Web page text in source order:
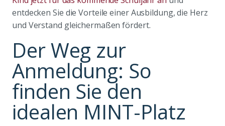
entdecken Sie die Vorteile einer Ausbildung, die Herz
und Verstand gleichermaßen fördert.
Der Weg zur
Anmeldung: So
finden Sie den
idealen MINT-Platz